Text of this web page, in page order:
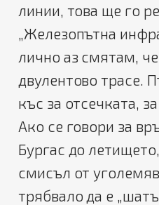
линии, това ще го
„Железопътна
лично аз смятам,
двулентово трасе.
къс за отсечката,
Ако се говори за
Бургас до
смисъл от
трябвало да е